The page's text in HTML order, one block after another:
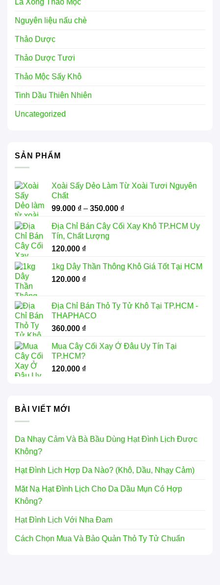
Nguyên liệu nấu chè
Thảo Dược
Thảo Dược Tươi
Thảo Mộc Sấy Khô
Tinh Dầu Thiên Nhiên
Uncategorized
SẢN PHẨM
Xoài Sấy Dẻo Làm Từ Xoài Tươi Nguyên
Chất
99.000 ₫ – 350.000 ₫Khoảng
từ
Địa Chỉ Bán Cây Cối Xay Khô TP.HCM Uy
Tín, Chất Lượng
120.000 ₫
1kg Dây Thần Thông Khô Giá Tốt Tại HCM
120.000 ₫
Địa Chỉ Bán Thỏ Ty Tử Khô Tại TP.HCM -
THAPHACO
360.000 ₫
Mua Cây Cối Xay Ở Đâu Uy Tín Tại
TP.HCM?
120.000 ₫
BÀI VIẾT MỚI
Da Nhạy Cảm Và Bà Bầu Dùng Hạt Đình Lịch Được
Không?
Hạt Đình Lịch Hợp Da Nào? (Khô, Dầu, Nhạy Cảm)
Mặt Nạ Hạt Đình Lịch Cho Da Dầu Mụn Có Hợp
Không?
Hạt Đình Lịch Với Nha Đam
Cách Chọn Mua Và Bảo Quản Thỏ Ty Tử Chuẩn